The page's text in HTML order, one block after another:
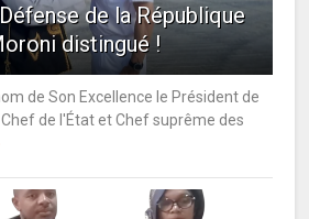
de la République
distingué !
de Son Excellence le Président de
de l'État et Chef suprême des